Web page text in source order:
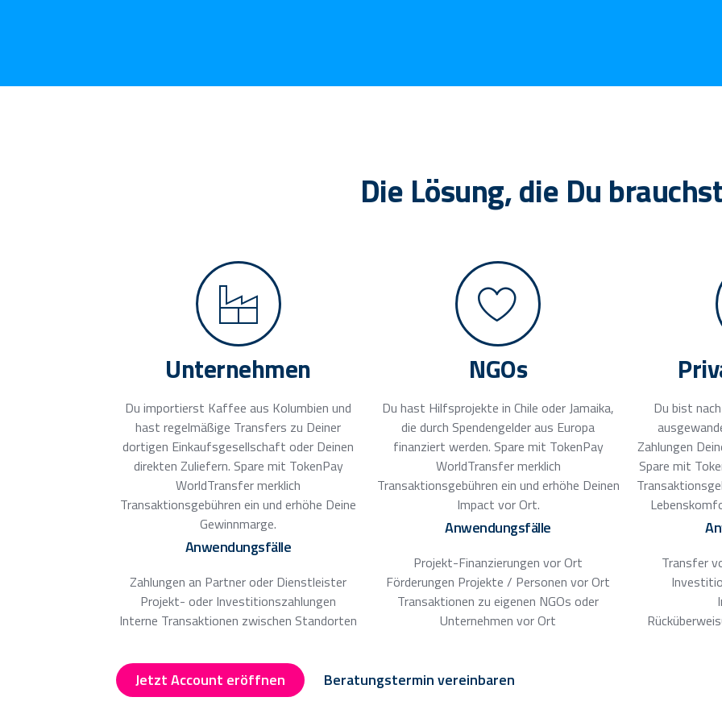
Die Lösung, die Du
Unternehmen
Du importierst Kaffee aus Kolumbien und
hast regelmäßige Transfers zu Deiner
dortigen Einkaufsgesellschaft oder Deinen
direkten Zuliefern. Spare mit TokenPay
WorldTransfer merklich
Transaktionsgebühren ein und erhöhe Deine
Gewinnmarge.
Anwendungsfälle
Zahlungen an Partner oder Dienstleister
Projekt- oder Investitionszahlungen
Interne Transaktionen zwischen Standorten
NGOs
Du hast Hilfsprojekte in Chile oder Jamaika,
die durch Spendengelder aus Europa
finanziert werden. Spare mit TokenPay
WorldTransfer merklich
Transaktionsgebühren ein und erhöhe Deinen
Impact vor Ort.
Anwendungsfälle
Projekt-Finanzierungen vor Ort
Förderungen Projekte / Personen vor Ort
Transaktionen zu eigenen NGOs oder
Unternehmen vor Ort
Du bist
Zahlungen
Spare mit
Transfer
Jetzt Account eröffnen Beratungstermin vereinbaren